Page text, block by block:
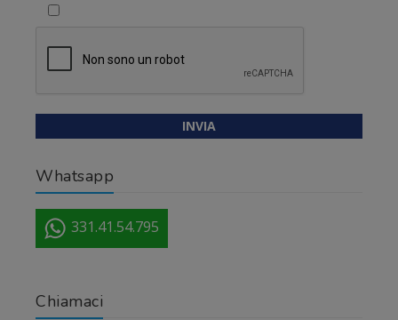
Whatsapp
331.41.54.795
Chiamaci